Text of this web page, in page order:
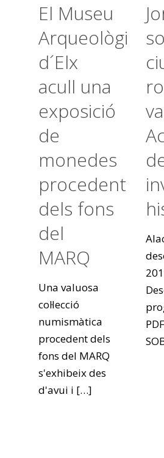
El Museu
Arqueològic
d´Elx
acull una
exposició
de
monedes
procedents
dels fons
del
MARQ
Una valuosa
col·lecció
numismàtica
procedent dels
fons del MARQ
s'exhibeix des
d'avui i […]